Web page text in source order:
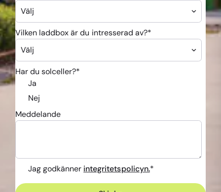
Vilken laddbox är du intresserad av?*
Har du solceller?*
Ja
Nej
Meddelande
Jag godkänner integritetspolicyn.*